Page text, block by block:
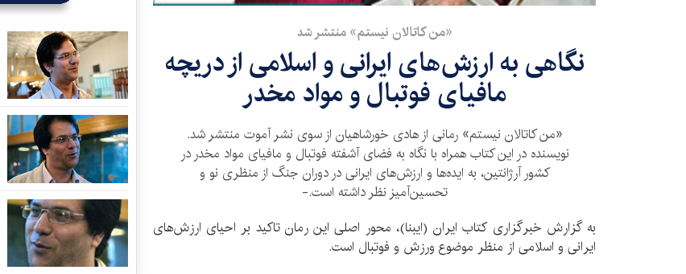
«من کاتالان نیستم» منتشر شد
نگاهی به ارزش‌های ایرانی و اسلامی از دریچه
مافیای فوتبال و مواد مخدر
«من کاتالان نیستم» رمانی از هادی خورشاهیان از سوی نشر آموت منتشر شد.
نویسنده در این کتاب همراه با نگاه به فضای آشفته فوتبال و مافیای مواد مخدر در
کشور آرژانتین، به ایده‌ها و ارزش‌های ایرانی در دوران جنگ از منظری نو و
تحسین‌آمیز نظر داشته است.-
به گزارش خبرگزاری کتاب ایران (ایبنا)، محور اصلی این رمان تاکید بر احیای ارزش‌های
ایرانی و اسلامی از منظر موضوع ورزش و فوتبال است.